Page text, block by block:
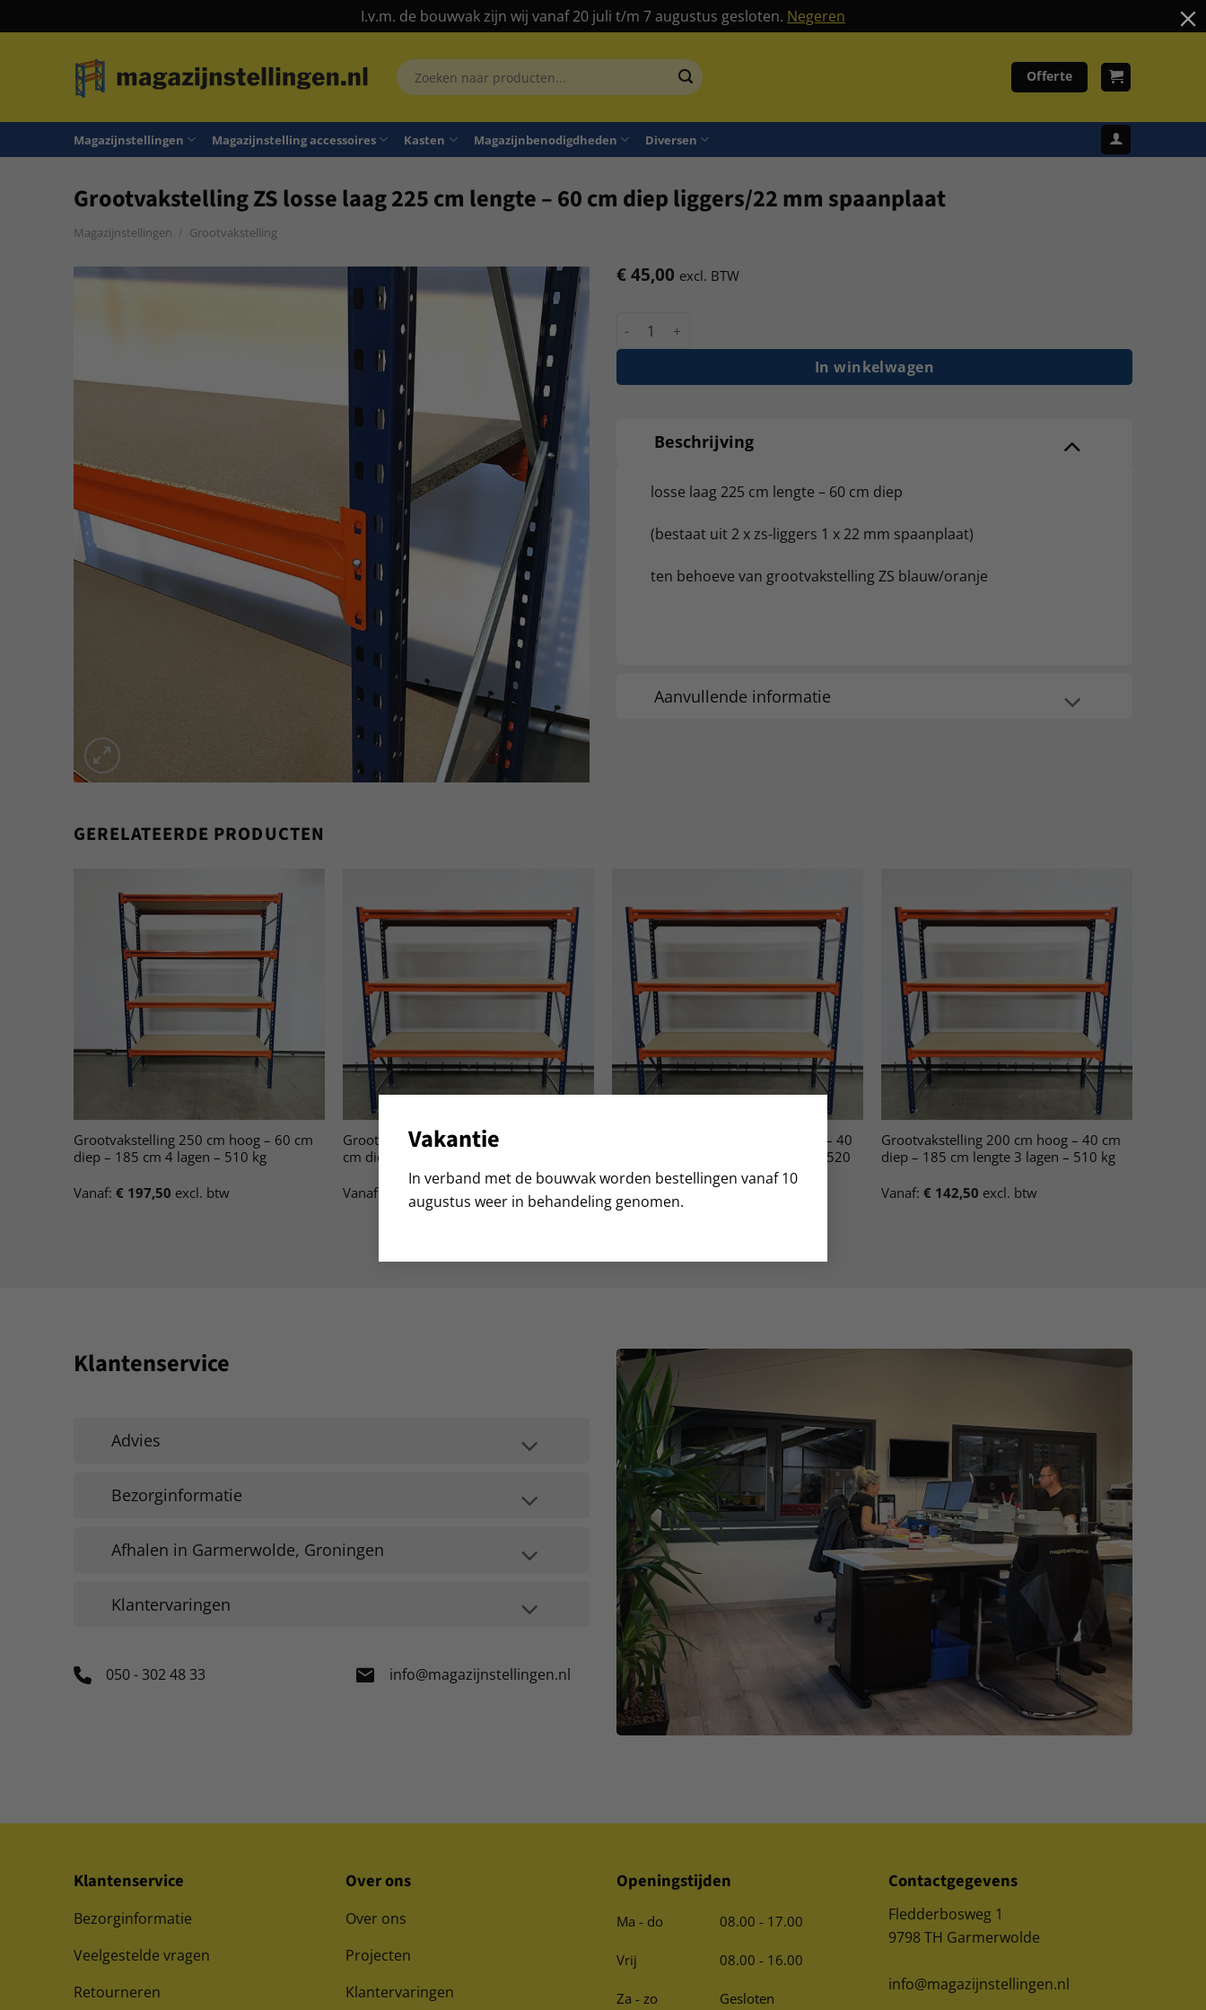
Vakantie
In verband met de bouwvak worden bestellingen vanaf 10
augustus weer in behandeling genomen.
I.v.m. de bouwvak zijn wij vanaf 20 juli t/m 7 augustus gesloten. Negeren
Zoeken
naar:
Offerte
Magazijnstellingen Magazijnstelling accessoires Kasten Magazijnbenodigdheden Diversen
Grootvakstelling ZS losse laag 225 cm lengte – 60 cm diep liggers/22 mm spaanplaat
Magazijnstellingen / Grootvakstelling
€45,00 excl. BTW
Grootvakstelling ZS losse laag 225 cm lengte - 60 cm diep liggers/22 mm spaanplaat
In winkelwagen
Beschrijving
losse laag 225 cm lengte – 60 cm diep
(bestaat uit 2 x zs-liggers 1 x 22 mm spaanplaat)
ten behoeve van grootvakstelling ZS blauw/oranje
Aanvullende informatie
GERELATEERDE PRODUCTEN
Grootvakstelling 250 cm hoog – 60 cm
diep – 185 cm 4 lagen – 510 kg
Vanaf: € 197,50 excl. btw
Grootvakstelling ZM 200 cm hoog – 80
cm diep – 225 cm 3 lagen – 520 kg
Vanaf:
Grootvakstelling ZM 200 cm hoog – 40
cm diep – 225 cm lengte 3 lagen – 520
kg
excl. btw
Grootvakstelling 200 cm hoog – 40 cm
diep – 185 cm lengte 3 lagen – 510 kg
Vanaf: € 142,50 excl. btw
Klantenservice
Advies
Bezorginformatie
Afhalen in Garmerwolde, Groningen
Klantervaringen
050 - 302 48 33 info@magazijnstellingen.nl
Klantenservice
Bezorginformatie
Veelgestelde vragen
Retourneren
Over ons
Over ons
Projecten
Klantervaringen
Openingstijden
Ma - do 08.00 - 17.00
Vrij 08.00 - 16.00
Za - zo Gesloten
Contactgegevens
Fledderbosweg 1
9798 TH Garmerwolde
info@magazijnstellingen.nl